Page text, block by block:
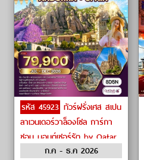
รหัส 45923 ทัวร์ฝรั่งเศส สเปน
ลาเวนเดอร์วาล็องโซล การ์กา
ซอน มอนต์เซอร์รัต by Qatar
Airwaysก.ค - ธ.ค 2026